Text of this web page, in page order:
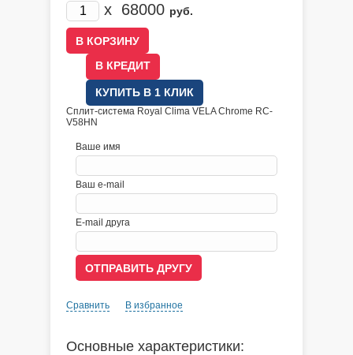
x 68000 руб.
В КРЕДИТ
КУПИТЬ В 1 КЛИК
Сплит-система Royal Clima VELA Chrome RC-
V58HN
Ваше имя
Ваш e-mail
E-mail друга
Сравнить В избранное
Основные характеристики: